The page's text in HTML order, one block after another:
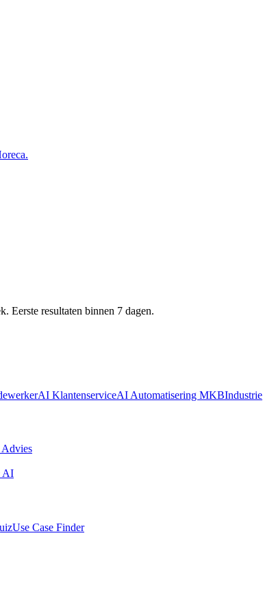
.
Eerste resultaten binnen 7 dagen.
AI KlantenserviceAI Automatisering MKBIndustrie
AI
Use Case Finder